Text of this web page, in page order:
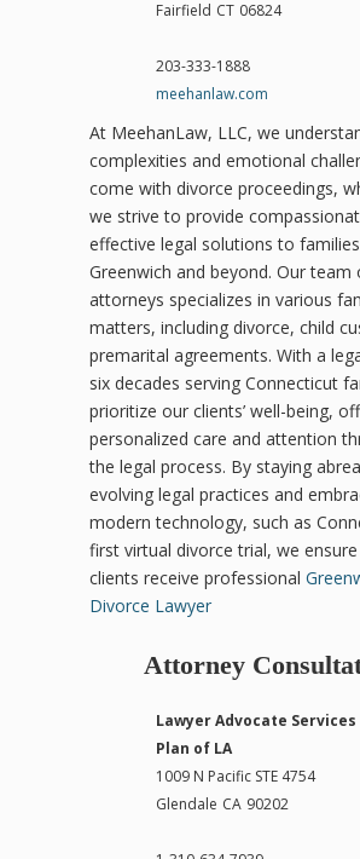
Fairfield CT 06824
203-333-1888
meehanlaw.com
At MeehanLaw, LLC, we
complexities and emotional
come with divorce proceedings,
we strive to provide
effective legal solutions to
Greenwich and beyond. Our team
attorneys specializes in various
matters, including divorce, child
premarital agreements. With a
six decades serving Connecticut
prioritize our clients’ well-being,
personalized care and attention
the legal process. By staying
evolving legal practices and
modern technology, such as
first virtual divorce trial, we
clients receive professional
Divorce Lawyer
Attorney
Lawyer Advocate Services
Plan of LA
1009 N Pacific STE 4754
Glendale CA 90202